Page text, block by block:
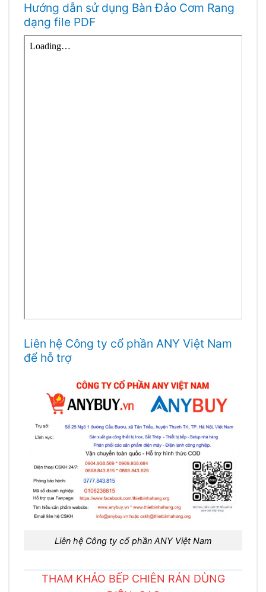
Hướng dẫn sử dụng Bàn Đảo Cơm Rang
dạng file PDF
Liên hệ Công ty cổ phần ANY Việt Nam
để hỗ trợ
Liên hệ Công ty cổ phần ANY Việt Nam
THAM KHẢO BẾP CHIÊN RÁN DÙNG